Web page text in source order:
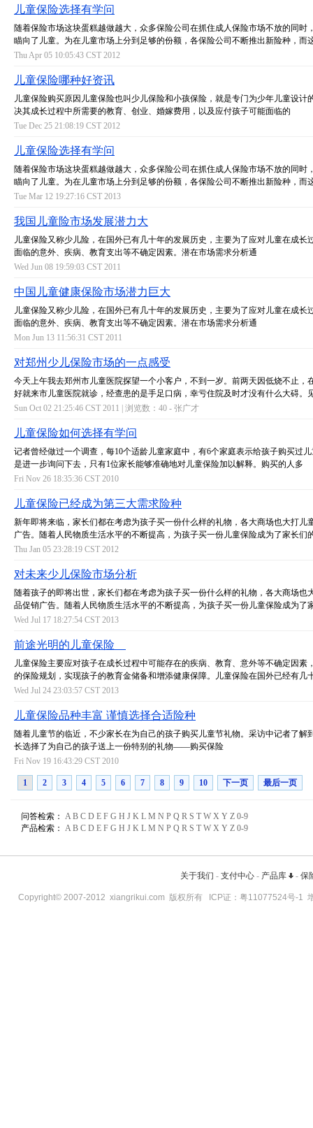
儿童保险选择有学问
随着保险市场这块蛋糕越做越大，众多保险公司在抓住成人保险市场不放的同时
瞄向了儿童。为在儿童市场上分到足够的份额，各保险公司不断推出新险种，而
Thu Apr 05 10:05:43 CST 2012
儿童保险哪种好资讯
儿童保险购买原因儿童保险也叫少儿保险和小孩保险，就是专门为少年儿童设计
决其成长过程中所需要的教育、创业、婚嫁费用，以及应付孩子可能面临的
Tue Dec 25 21:08:19 CST 2012
儿童保险选择有学问
随着保险市场这块蛋糕越做越大，众多保险公司在抓住成人保险市场不放的同时
瞄向了儿童。为在儿童市场上分到足够的份额，各保险公司不断推出新险种，而
Tue Mar 12 19:27:16 CST 2013
我国儿童险市场发展潜力大
儿童保险又称少儿险，在国外已有几十年的发展历史，主要为了应对儿童在成长
面临的意外、疾病、教育支出等不确定因素。潜在市场需求分析通
Wed Jun 08 19:59:03 CST 2011
中国儿童健康保险市场潜力巨大
儿童保险又称少儿险，在国外已有几十年的发展历史，主要为了应对儿童在成长
面临的意外、疾病、教育支出等不确定因素。潜在市场需求分析通
Mon Jun 13 11:56:31 CST 2011
对郑州少儿保险市场的一点感受
今天上午我去郑州市儿童医院探望一个小客户，不到一岁。前两天因低烧不止，
好就来市儿童医院就诊，经查患的是手足口病，幸亏住院及时才没有什么大碍。
Sun Oct 02 21:25:46 CST 2011 | 浏览数：40 - 张广才
儿童保险如何选择有学问
记者曾经做过一个调查，每10个适龄儿童家庭中，有6个家庭表示给孩子购买过
是进一步询问下去，只有1位家长能够准确地对儿童保险加以解释。购买的人多
Fri Nov 26 18:35:36 CST 2010
儿童保险已经成为第三大需求险种
新年即将来临，家长们都在考虑为孩子买一份什么样的礼物，各大商场也大打儿
广告。随着人民物质生活水平的不断提高，为孩子买一份儿童保险成为了家长们
Thu Jan 05 23:28:19 CST 2012
对未来少儿保险市场分析
随着孩子的即将出世，家长们都在考虑为孩子买一份什么样的礼物，各大商场也
品促销广告。随着人民物质生活水平的不断提高，为孩子买一份儿童保险成为了
Wed Jul 17 18:27:54 CST 2013
前途光明的儿童保险
儿童保险主要应对孩子在成长过程中可能存在的疾病、教育、意外等不确定因素
的保险规划，实现孩子的教育金储备和增添健康保障。儿童保险在国外已经有几
Wed Jul 24 23:03:57 CST 2013
儿童保险品种丰富 谨慎选择合适险种
随着儿童节的临近，不少家长在为自己的孩子购买儿童节礼物。采访中记者了解
长选择了为自己的孩子送上一份特别的礼物——购买保险
Fri Nov 19 16:43:29 CST 2010
1 2 3 4 5 6 7 8 9 10 下一页 最后一页
问答检索： A B C D E F G H J K L M N P Q R S T W X Y Z 0-9
产品检索： A B C D E F G H J K L M N P Q R S T W X Y Z 0-9
关于我们 - 支付中心- 产品库 - 保
Copyright© 2007-2012 xiangrikui.com 版权所有 ICP证： 粤11077524号-1